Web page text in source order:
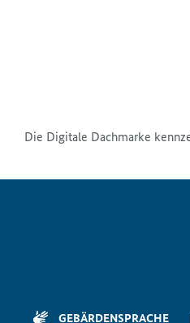
Die Digitale Dachmarke
GEBÄRDENSPRACHE